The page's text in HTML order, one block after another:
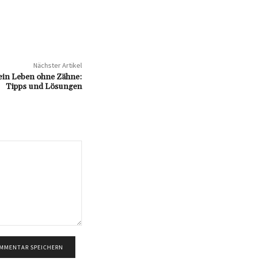
Nächster Artikel
Leben ohne Zähne:
Tipps und Lösungen